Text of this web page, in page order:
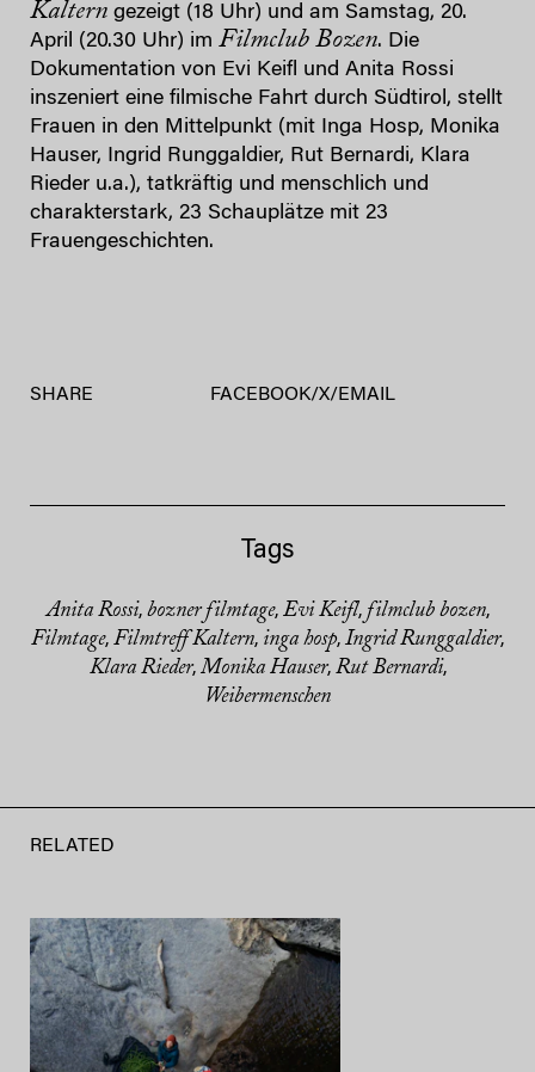
Kaltern gezeigt (18 Uhr) und am Samstag, 20.
April (20.30 Uhr)​ im Filmclub Bozen​. Die
Dokumentation von Evi Keifl und Anita Rossi
inszeniert eine filmische Fahrt durch Südtirol, stellt
Frauen in den Mittelpunkt (mit Inga Hosp, Monika
Hauser, Ingrid Runggaldier, Rut Bernardi, Klara
Rieder u.a.), tatkräftig und menschlich und
charakterstark, 23 Schauplätze mit 23
Frauengeschichten.
SHARE FACEBOOK/X/ EMAIL
Tags
Anita Rossi, bozner filmtage, Evi Keifl, filmclub bozen,
Filmtage, Filmtreff Kaltern, inga hosp, Ingrid Runggaldier,
Klara Rieder, Monika Hauser, Rut Bernardi,
Weibermenschen
RELATED